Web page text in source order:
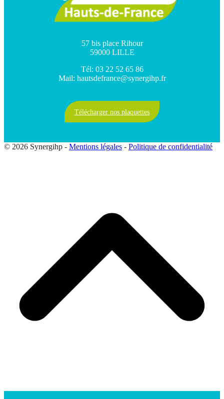
57 bis place Rihour
59000 LILLE
Tél: 03 22 52 65 86
Mail: hautsdefrance@synergihp.fr
Télécharger nos plaquettes
© 2026 Synergihp - Mentions légales - Politique de confidentialité